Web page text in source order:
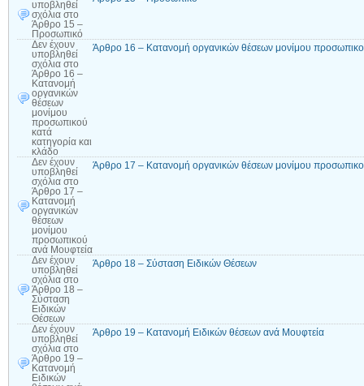
υποβληθεί
σχόλια στο
Άρθρο 15 –
Προσωπικό
Δεν έχουν
υποβληθεί
σχόλια στο
Άρθρο 16 –
Κατανομή
οργανικών
θέσεων
μονίμου
προσωπικού
κατά
κατηγορία και
κλάδο
Άρθρο 16 – Κατανομή οργανικών θέσεων μονίμου
Δεν έχουν
υποβληθεί
σχόλια στο
Άρθρο 17 –
Κατανομή
οργανικών
θέσεων
μονίμου
προσωπικού
ανά Μουφτεία
Άρθρο 17 – Κατανομή οργανικών θέσεων μονίμου
Δεν έχουν
υποβληθεί
σχόλια στο
Άρθρο 18 –
Σύσταση
Ειδικών
Θέσεων
Άρθρο 18 – Σύσταση Ειδικών Θέσεων
Δεν έχουν
υποβληθεί
σχόλια στο
Άρθρο 19 –
Κατανομή
Ειδικών
Άρθρο 19 – Κατανομή Ειδικών θέσεων ανά Μουφτεία